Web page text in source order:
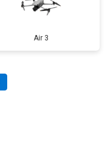
Air 3